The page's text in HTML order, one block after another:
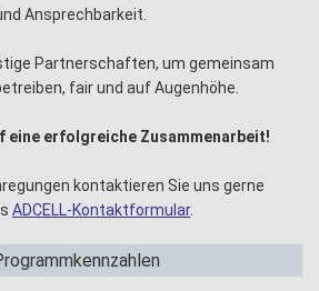
Ansprechbarkeit.
Partnerschaften, um gemeinsam
fair und auf Augenhöhe.
eine erfolgreiche Zusammenarbeit!
kontaktieren Sie uns gerne
ADCELL-Kontaktformular.